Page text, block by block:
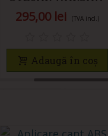
3312-SD KRONO
SWISS
295,00 lei (TVA incl.)
Adaugă în coș